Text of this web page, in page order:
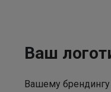
Ваш
Вашему брендингу